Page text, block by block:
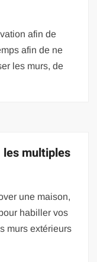
afin de
afin de ne
les murs, de
les multiples
une maison,
habiller vos
murs extérieurs